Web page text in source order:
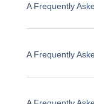
A Frequently
A Frequently